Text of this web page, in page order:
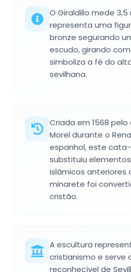
O Giraldillo mede
representa uma
bronze segurando
escudo, girando
simboliza a fé do
sevilhana.
Criada em 1568
Morel durante o
espanhol, este
substituiu
islâmicos anteriores
minarete foi
cristão.
A escultura
cristianismo e serve
reconhecível de